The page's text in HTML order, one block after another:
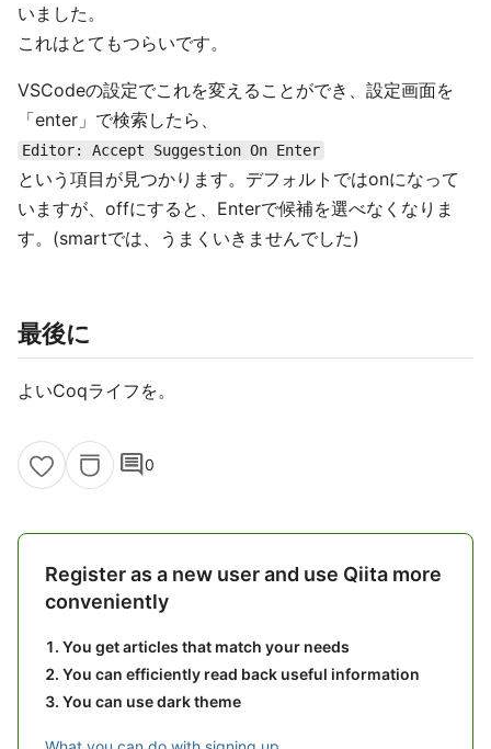
いました。
これはとてもつらいです。
VSCodeの設定でこれを変えることができ、設定画面を
「enter」で検索したら、
Editor: Accept Suggestion On Enter
という項目が見つかります。デフォルトではonになって
いますが、offにすると、Enterで候補を選べなくなりま
す。(smartでは、うまくいきませんでした)
最後に
よいCoqライフを。
comment0
Register as a new user and use Qiita more
conveniently
You get articles that match your needs
You can efficiently read back useful information
You can use dark theme